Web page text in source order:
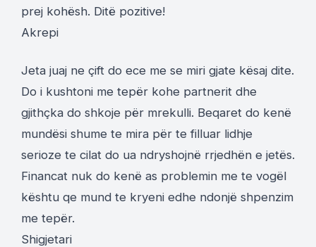
prej kohësh. Ditë pozitive!
Akrepi
Jeta juaj ne çift do ece me se miri gjate kësaj dite.
Do i kushtoni me tepër kohe partnerit dhe
gjithçka do shkoje për mrekulli. Beqaret do kenë
mundësi shume te mira për te filluar lidhje
serioze te cilat do ua ndryshojnë rrjedhën e jetës.
Financat nuk do kenë as problemin me te vogël
kështu qe mund te kryeni edhe ndonjë shpenzim
me tepër.
Shigjetari